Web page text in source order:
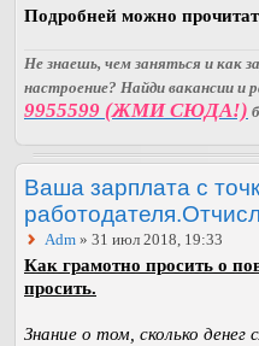
Подробней можно
Не знаешь, чем заняться и как
настроение? Найди вакансии и
9955599 (ЖМИ СЮДА!)
Ваша зарплата с
Adm » 31 июл 2018, 19:33
Как грамотно просить о
просить.
Знание о том, сколько